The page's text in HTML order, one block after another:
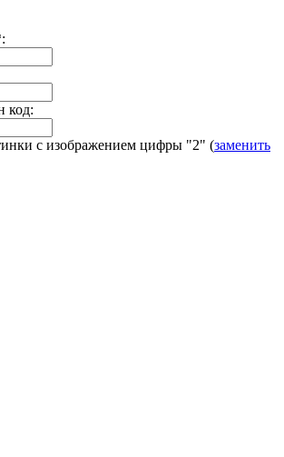
:
код:
с изображением цифры "2" (заменить